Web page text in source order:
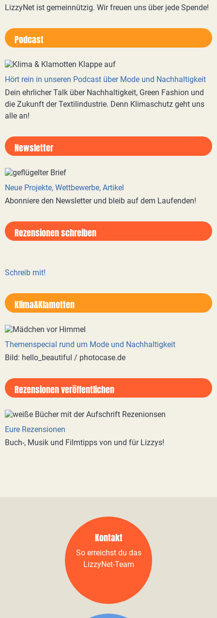
LizzyNet ist gemeinnützig. Wir freuen uns über jede Spende!
Podcast
Hört rein in unseren Podcast über Mode und Nachhaltigkeit
Dein ehrlicher Talk über Nachhaltigkeit, Green Fashion und
die Zukunft der Textilindustrie. Denn Klimaschutz geht uns
alle an!
Newsletter
Neue Projekte, Wettbewerbe, Artikel
Abonniere den Newsletter und bleib auf dem Laufenden!
Rezensionen schreiben
Schreib mit!
Klima&Klamotten
Themenspecial rund um Mode und Nachhaltigkeit
Bild: hello_beautiful / photocase.de
Rezensionen veröffentlichen
Eure Rezensionen
Buch-, Musik und Filmtipps von und für Lizzys!
Kontakt
So erreichst du das
LizzyNet-Team